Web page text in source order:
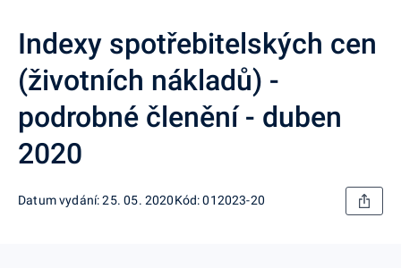
Indexy spotřebitelských cen
(životních nákladů) -
podrobné členění - duben
2020
Datum vydání: 25. 05. 2020Kód: 012023-20